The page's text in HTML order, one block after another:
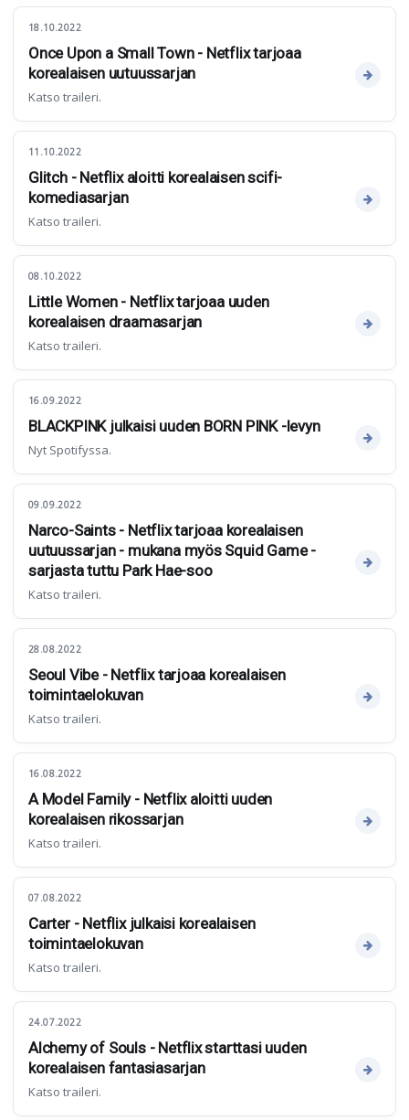
18.10.2022
Once Upon a Small Town - Netflix tarjoaa
korealaisen uutuussarjan
Katso traileri.
11.10.2022
Glitch - Netflix aloitti korealaisen scifi-
komediasarjan
Katso traileri.
08.10.2022
Little Women - Netflix tarjoaa uuden
korealaisen draamasarjan
Katso traileri.
16.09.2022
BLACKPINK julkaisi uuden BORN PINK -levyn
Nyt Spotifyssa.
09.09.2022
Narco-Saints - Netflix tarjoaa korealaisen
uutuussarjan - mukana myös Squid Game -
sarjasta tuttu Park Hae-soo
Katso traileri.
28.08.2022
Seoul Vibe - Netflix tarjoaa korealaisen
toimintaelokuvan
Katso traileri.
16.08.2022
A Model Family - Netflix aloitti uuden
korealaisen rikossarjan
Katso traileri.
07.08.2022
Carter - Netflix julkaisi korealaisen
toimintaelokuvan
Katso traileri.
24.07.2022
Alchemy of Souls - Netflix starttasi uuden
korealaisen fantasiasarjan
Katso traileri.